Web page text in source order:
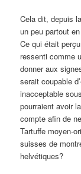
Cela dit, depuis
un peu partout
Ce qui était
ressenti comme
donner aux
serait coupable
inacceptable
pourraient avoir
compte afin de
Tartuffe moyen-
suisses de
helvétiques?